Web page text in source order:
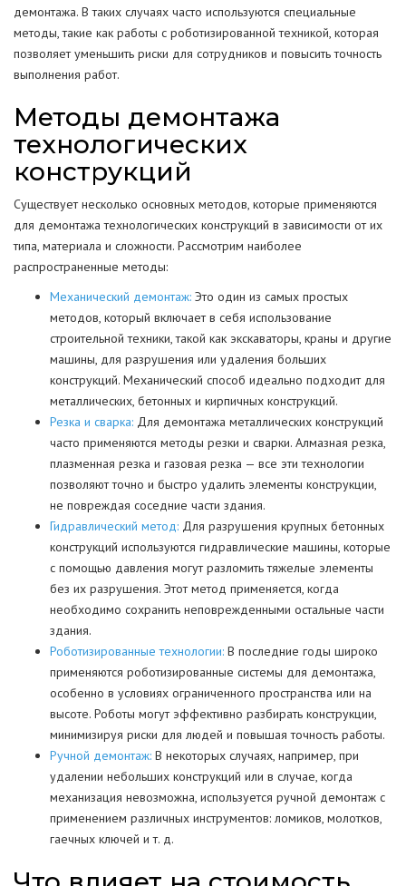
демонтажа. В таких случаях часто используются специальные
методы, такие как работы с роботизированной техникой, которая
позволяет уменьшить риски для сотрудников и повысить точность
выполнения работ.
Методы демонтажа
технологических
конструкций
Существует несколько основных методов, которые применяются
для демонтажа технологических конструкций в зависимости от их
типа, материала и сложности. Рассмотрим наиболее
распространенные методы:
Механический демонтаж: Это один из самых простых
методов, который включает в себя использование
строительной техники, такой как экскаваторы, краны и другие
машины, для разрушения или удаления больших
конструкций. Механический способ идеально подходит для
металлических, бетонных и кирпичных конструкций.
Резка и сварка: Для демонтажа металлических конструкций
часто применяются методы резки и сварки. Алмазная резка,
плазменная резка и газовая резка — все эти технологии
позволяют точно и быстро удалить элементы конструкции,
не повреждая соседние части здания.
Гидравлический метод: Для разрушения крупных бетонных
конструкций используются гидравлические машины, которые
с помощью давления могут разломить тяжелые элементы
без их разрушения. Этот метод применяется, когда
необходимо сохранить неповрежденными остальные части
здания.
Роботизированные технологии: В последние годы широко
применяются роботизированные системы для демонтажа,
особенно в условиях ограниченного пространства или на
высоте. Роботы могут эффективно разбирать конструкции,
минимизируя риски для людей и повышая точность работы.
Ручной демонтаж: В некоторых случаях, например, при
удалении небольших конструкций или в случае, когда
механизация невозможна, используется ручной демонтаж с
применением различных инструментов: ломиков, молотков,
гаечных ключей и т. д.